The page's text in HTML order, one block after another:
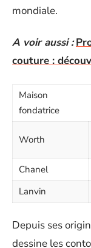
mondiale.
A voir aussi :
couture :
Maison
fondatrice
Worth
Chanel
Lanvin
Depuis ses
dessine les